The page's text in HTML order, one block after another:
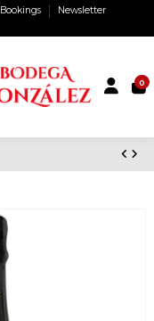
Bookings
Newsletter
0